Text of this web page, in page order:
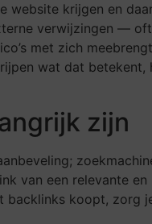
krijgen en
verwijzingen —
met zich
wat dat
zijn
van een relevante
koopt,